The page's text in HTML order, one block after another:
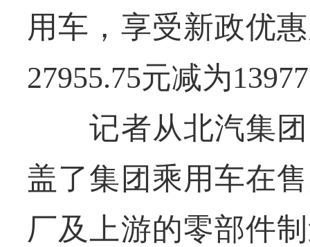
用车，享受新政优
27955.75元减为
记者从北汽集团
盖了集团乘用车在
厂及上游的零部件